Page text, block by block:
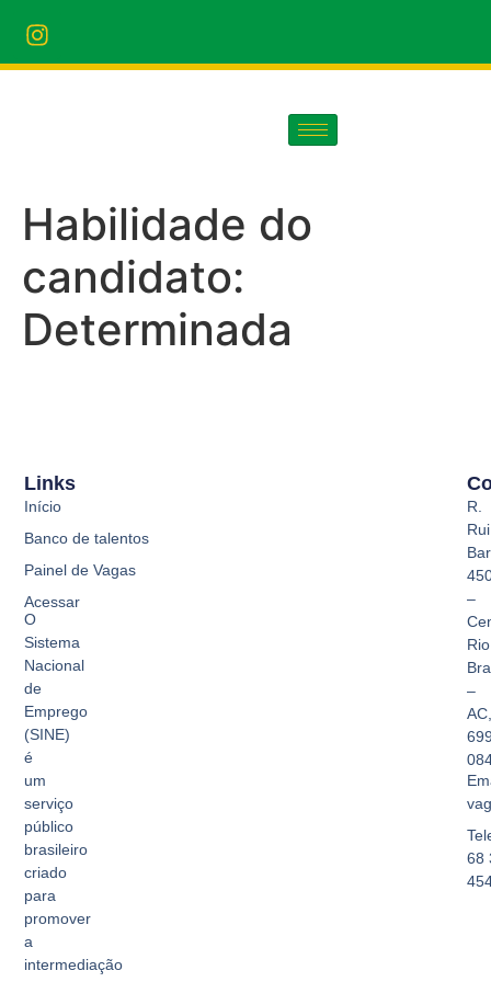
Habilidade do
candidato:
Determinada
O
Sistema
Nacional
de
Emprego
(SINE)
é
um
serviço
público
brasileiro
criado
para
promover
a
intermediação
Links
Início
Banco de talentos
Painel de Vagas
Acessar
R.
Rui
–
Rio
–
AC,
68